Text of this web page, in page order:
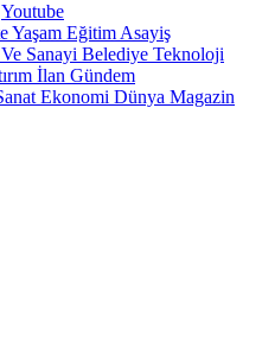
Youtube
Yaşam Eğitim Asayiş
Sanayi Belediye Teknoloji
İlan Gündem
Ekonomi Dünya Magazin